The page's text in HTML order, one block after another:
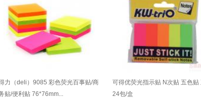
力（deli）9085 彩色荧光百事贴/商
贴/便利贴 76*76mm...
可得优荧光指示贴 N次贴 五色贴
24包/盒